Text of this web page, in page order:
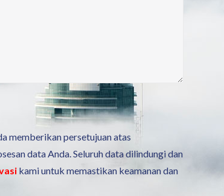
memberikan persetujuan atas
data Anda. Seluruh data dilindungi dan
kami untuk memastikan keamanan dan